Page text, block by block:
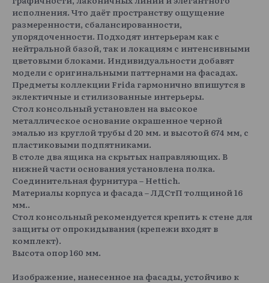
исполнения. Что даёт пространству ощущение
размеренности, сбалансированности,
упорядоченности. Подходят интерьерам как с
нейтральной базой, так и локациям с интенсивными
цветовыми блоками. Индивидуальности добавят
модели с оригинальными паттернами на фасадах.
Предметы коллекции Frida гармонично впишутся в
эклектичные и стилизованные интерьеры.
Стол консольный установлен на высокое
металлическое основание окрашенное черной
эмалью из круглой трубы d 20 мм. и высотой 674 мм, с
пластиковыми подпятниками.
В столе два ящика на скрытых направляющих. В
нижней части основания установлена полка.
Соединительная фурнитура – Hettich.
Материалы корпуса и фасада – ЛДСтП толщиной 16
мм..
Стол консольный рекомендуется крепить к стене для
защиты от опрокидывания (крепежи входят в
комплект).
Высота опор 160 мм.
Изображение, нанесенное на фасады, устойчиво к